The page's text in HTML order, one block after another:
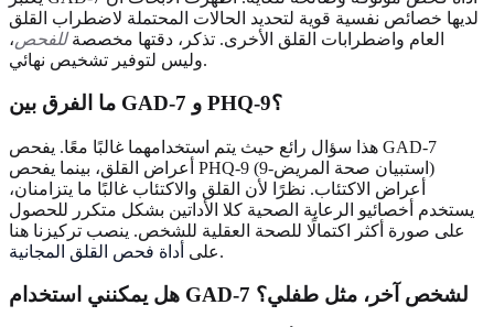
لديها خصائص نفسية قوية لتحديد الحالات المحتملة لاضطراب القلق
العام واضطرابات القلق الأخرى. تذكر، دقتها مخصصةللفحص،
وليس لتوفير تشخيص نهائي.
ما الفرق بين GAD-7 و PHQ-9؟
هذا سؤال رائع حيث يتم استخدامهما غالبًا معًا. يفحص GAD-7
أعراض القلق، بينما يفحص PHQ-9 (استبيان صحة المريض-9)
أعراض الاكتئاب. نظرًا لأن القلق والاكتئاب غالبًا ما يتزامنان،
يستخدم أخصائيو الرعاية الصحية كلا الأداتين بشكل متكرر للحصول
على صورة أكثر اكتمالًا للصحة العقلية للشخص. ينصب تركيزنا هنا
على أداة فحص القلق المجانية .
هل يمكنني استخدام GAD-7 لشخص آخر، مثل طفلي؟